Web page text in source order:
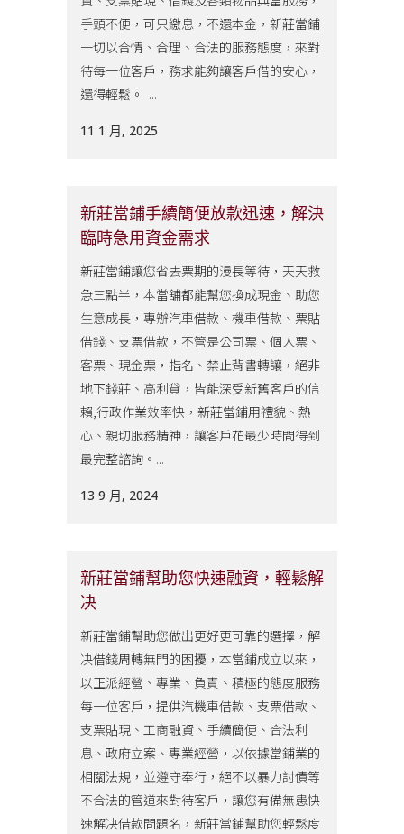
手頭不便，可只繳息，不還本金，新莊當鋪
一切以合情、合理、合法的服務態度，來對
待每一位客戶，務求能夠讓客戶借的安心，
還得輕鬆。 ...
11 1 月, 2025
新莊當鋪手續簡便放款迅速，解決
臨時急用資金需求
新莊當鋪讓您省去票期的漫長等待，天天救
急三點半，本當舖都能幫您換成現金、助您
生意成長，專辦汽車借款、機車借款、票貼
借錢、支票借款，不管是公司票、個人票、
客票、現金票，指名、禁止背書轉讓，絕非
地下錢莊、高利貸，皆能深受新舊客戶的信
賴,行政作業效率快，新莊當鋪用禮貌、熱
心、親切服務精神，讓客戶花最少時間得到
最完整諮詢。...
13 9 月, 2024
新莊當鋪幫助您快速融資，輕鬆解
决
新莊當鋪幫助您做出更好更可靠的選擇，解
决借錢周轉無門的困擾，本當鋪成立以來，
以正派經營、專業、負責、積極的態度服務
每一位客戶，提供汽機車借款、支票借款、
支票貼現、工商融資、手續簡便、合法利
息、政府立案、專業經營，以依據當鋪業的
相關法規，並遵守奉行，絕不以暴力討債等
不合法的管道來對待客戶，讓您有備無患快
速解决借款問題名，新莊當鋪幫助您輕鬆度